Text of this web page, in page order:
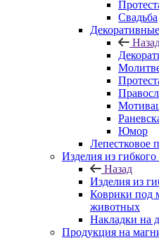
Свадьба
Юмор
Лепестковое
Изделия из гибкого
Назад
Изделия из
Коврики под
животных
Накладки на
Продукция на